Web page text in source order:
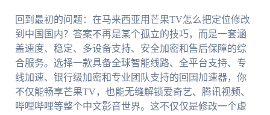
回到最初的问题：在马来西亚用芒果TV怎么把定位修改
到中国国内？答案不再是某个孤立的技巧，而是一套涵
盖速度、稳定、多设备支持、安全加密和售后保障的综
合服务。选择一款具备全球智能线路、全平台支持、专
线加速、银行级加密和专业团队支持的回国加速器，你
不仅能畅享芒果TV，也能无缝解锁爱奇艺、腾讯视频、
哔哩哔哩等整个中文影音世界。这不仅仅是修改一个虚